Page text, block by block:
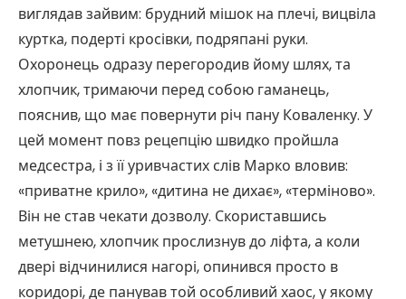
виглядав зайвим: брудний мішок на плечі, вицвіла
куртка, подерті кросівки, подряпані руки.
Охоронець одразу перегородив йому шлях, та
хлопчик, тримаючи перед собою гаманець,
пояснив, що має повернути річ пану Коваленку. У
цей момент повз рецепцію швидко пройшла
медсестра, і з її уривчастих слів Марко вловив:
«приватне крило», «дитина не дихає», «терміново».
Він не став чекати дозволу. Скориставшись
метушнею, хлопчик прослизнув до ліфта, а коли
двері відчинилися нагорі, опинився просто в
коридорі, де панував той особливий хаос, у якому